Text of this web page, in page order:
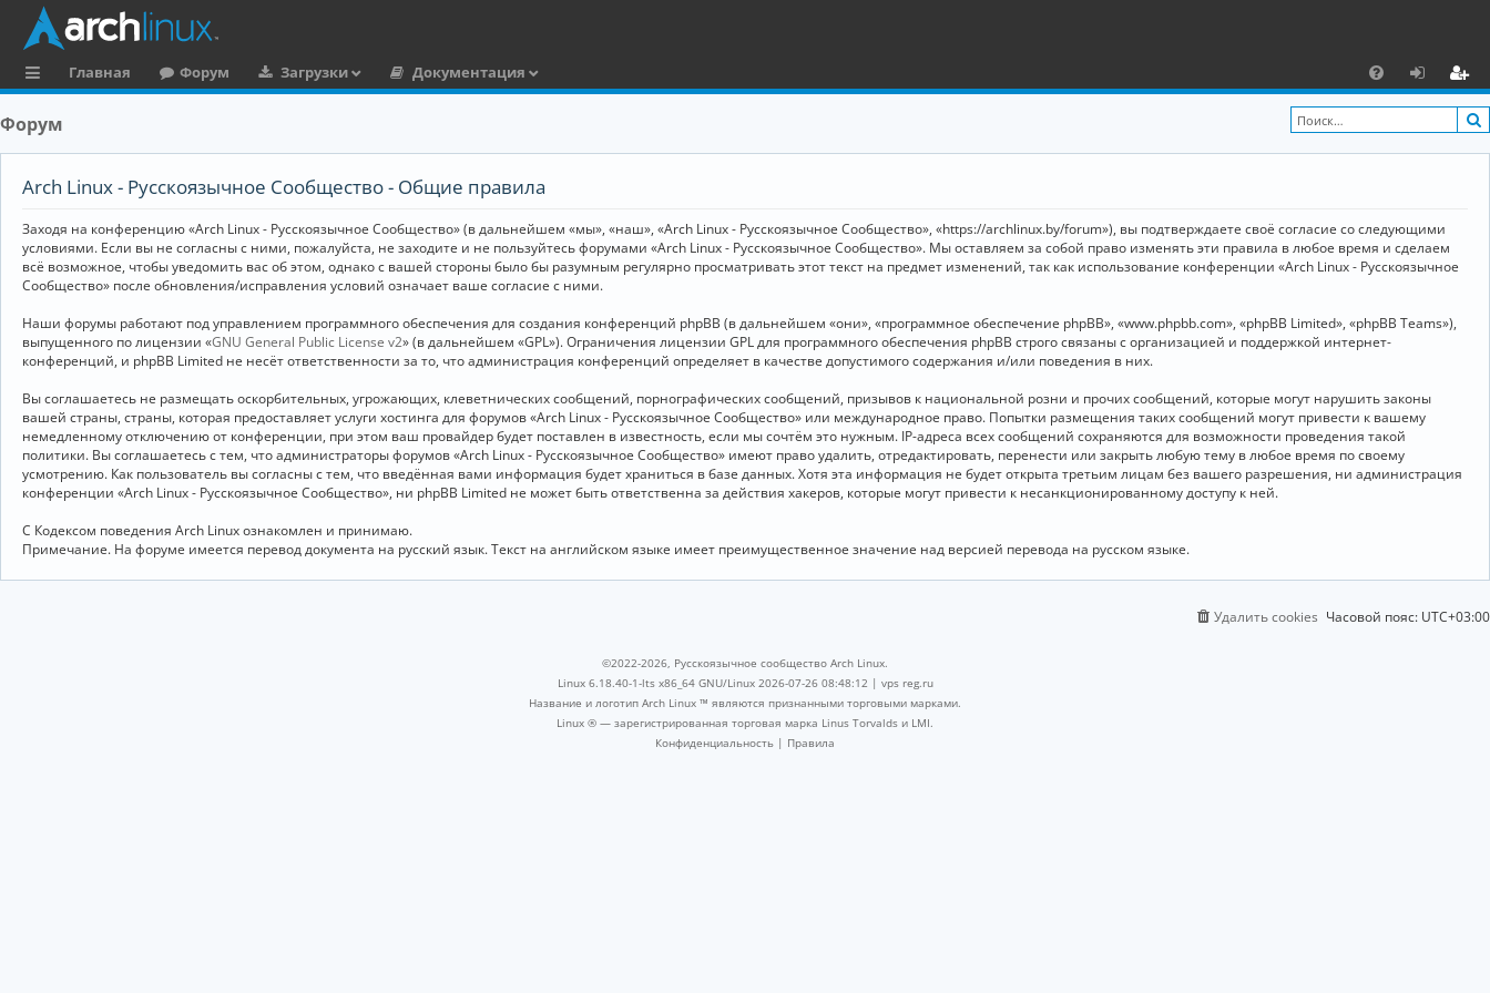
ы
и
Главная Форум Загрузки
Документация
F
A
х
о
ег
и
ц
Форум
Arch Linux - Русскоязычное Сообщество - Общие правила
Заходя на конференцию «Arch Linux - Русскоязычное Сообщество» (в дальнейшем «мы», «наш», «Arch Linux - Русскоязычное Сообщество», «https://archlinux.by/forum»), вы подтверждаете своё согласие со следующими
условиями. Если вы не согласны с ними, пожалуйста, не заходите и не пользуйтесь форумами «Arch Linux - Русскоязычное Сообщество». Мы оставляем за собой право изменять эти правила в любое время и сделаем
всё возможное, чтобы уведомить вас об этом, однако с вашей стороны было бы разумным регулярно просматривать этот текст на предмет изменений, так как использование конференции «Arch Linux - Русскоязычное
Сообщество» после обновления/исправления условий означает ваше согласие с ними.
Наши форумы работают под управлением программного обеспечения для создания конференций phpBB (в дальнейшем «они», «программное обеспечение phpBB», «www.phpbb.com», «phpBB Limited», «phpBB Teams»),
выпущенного по лицензии «GNU General Public License v2» (в дальнейшем «GPL»). Ограничения лицензии GPL для программного обеспечения phpBB строго связаны с организацией и поддержкой интернет-
конференций, и phpBB Limited не несёт ответственности за то, что администрация конференций определяет в качестве допустимого содержания и/или поведения в них.
Вы соглашаетесь не размещать оскорбительных, угрожающих, клеветнических сообщений, порнографических сообщений, призывов к национальной розни и прочих сообщений, которые могут нарушить законы
вашей страны, страны, которая предоставляет услуги хостинга для форумов «Arch Linux - Русскоязычное Сообщество» или международное право. Попытки размещения таких сообщений могут привести к вашему
немедленному отключению от конференции, при этом ваш провайдер будет поставлен в известность, если мы сочтём это нужным. IP-адреса всех сообщений сохраняются для возможности проведения такой
политики. Вы соглашаетесь с тем, что администраторы форумов «Arch Linux - Русскоязычное Сообщество» имеют право удалить, отредактировать, перенести или закрыть любую тему в любое время по своему
усмотрению. Как пользователь вы согласны с тем, что введённая вами информация будет храниться в базе данных. Хотя эта информация не будет открыта третьим лицам без вашего разрешения, ни администрация
конференции «Arch Linux - Русскоязычное Сообщество», ни phpBB Limited не может быть ответственна за действия хакеров, которые могут привести к несанкционированному доступу к ней.
С Кодексом поведения Arch Linux ознакомлен и принимаю.
Примечание. На форуме имеется перевод документа на русский язык. Текст на английском языке имеет преимущественное значение над версией перевода на русском языке.
Часовой пояс: UTC+03:00
Удалить cookies
©2022-2026, Русскоязычное сообщество Arch Linux.
Linux 6.18.40-1-lts x86_64 GNU/Linux 2026-07-26 08:48:12 | vps reg.ru
Название и логотип Arch Linux ™ являются признанными торговыми марками.
Linux ® — зарегистрированная торговая марка Linus Torvalds и LMI.
Конфиденциальность | Правила